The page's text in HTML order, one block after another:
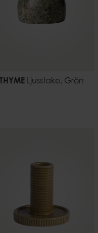
THYMELjusstake, Grön